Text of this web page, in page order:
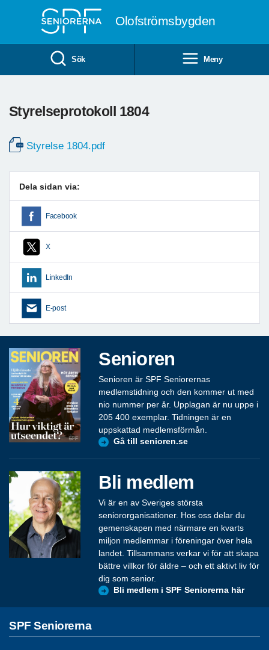
Olofströmsbygden
Sök Meny
Styrelseprotokoll 1804
Styrelse 1804.pdf
Dela sidan via:
Facebook
X
LinkedIn
E-post
Senioren
Senioren är SPF Seniorernas
medlemstidning och den kommer ut med
nio nummer per år. Upplagan är nu uppe i
205 400 exemplar. Tidningen är en
uppskattad medlemsförmån.
Gå till senioren.se
Bli medlem
Vi är en av Sveriges största
seniororganisationer. Hos oss delar du
gemenskapen med närmare en kvarts
miljon medlemmar i föreningar över hela
landet. Tillsammans verkar vi för att skapa
bättre villkor för äldre – och ett aktivt liv för
dig som senior.
Bli medlem i SPF Seniorerna här
SPF Seniorerna